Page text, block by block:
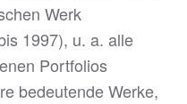
Werk
1997), u. a. alle
Portfolios
bedeutende Werke,